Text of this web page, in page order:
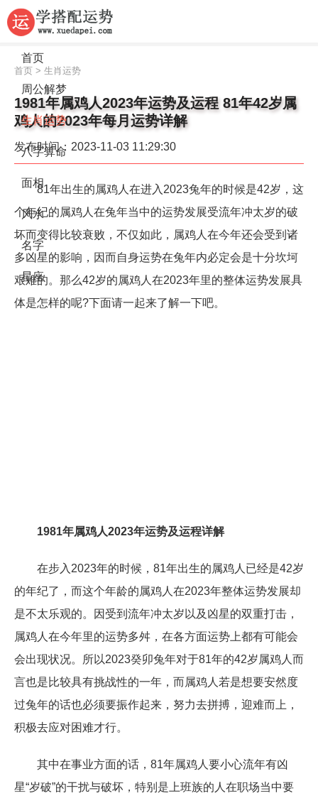
首页
周公解梦
生肖运势
八字算命
面相
风水
名字
星座
首页 > 生肖运势
1981年属鸡人2023年运势及运程 81年42岁属
鸡人的2023年每月运势详解
发布时间：2023-11-03 11:29:30
81年出生的属鸡人在进入2023兔年的时候是42岁，这
个年纪的属鸡人在兔年当中的运势发展受流年冲太岁的破
坏而变得比较衰败，不仅如此，属鸡人在今年还会受到诸
多凶星的影响，因而自身运势在兔年内必定会是十分坎坷
艰难的。那么42岁的属鸡人在2023年里的整体运势发展具
体是怎样的呢?下面请一起来了解一下吧。
1981年属鸡人2023年运势及运程详解
在步入2023年的时候，81年出生的属鸡人已经是42岁
的年纪了，而这个年龄的属鸡人在2023年整体运势发展却
是不太乐观的。因受到流年冲太岁以及凶星的双重打击，
属鸡人在今年里的运势多舛，在各方面运势上都有可能会
会出现状况。所以2023癸卯兔年对于81年的42岁属鸡人而
言也是比较具有挑战性的一年，而属鸡人若是想要安然度
过兔年的话也必须要振作起来，努力去拼搏，迎难而上，
积极去应对困难才行。
其中在事业方面的话，81年属鸡人要小心流年有凶
星“岁破”的干扰与破坏，特别是上班族的人在职场当中要